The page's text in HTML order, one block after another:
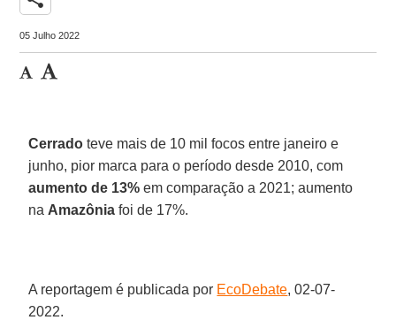
05 Julho 2022
Cerrado teve mais de 10 mil focos entre janeiro e
junho, pior marca para o período desde 2010, com
aumento de 13% em comparação a 2021; aumento
na Amazônia foi de 17%.
A reportagem é publicada por EcoDebate, 02-07-
2022.